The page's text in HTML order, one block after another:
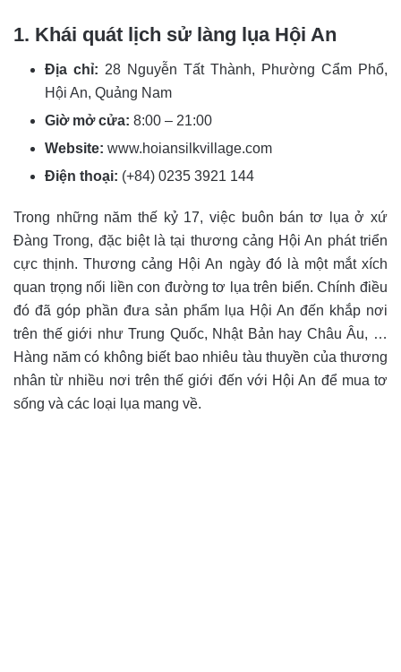
1. Khái quát lịch sử làng lụa Hội An
Địa chỉ: 28 Nguyễn Tất Thành, Phường Cẩm Phổ,
Hội An, Quảng Nam
Giờ mở cửa: 8:00 – 21:00
Website: www.hoiansilkvillage.com
Điện thoại: (+84) 0235 3921 144
Trong những năm thế kỷ 17, việc buôn bán tơ lụa ở xứ
Đàng Trong, đặc biệt là tại thương cảng Hội An phát triển
cực thịnh. Thương cảng Hội An ngày đó là một mắt xích
quan trọng nối liền con đường tơ lụa trên biển. Chính điều
đó đã góp phần đưa sản phẩm lụa Hội An đến khắp nơi
trên thế giới như Trung Quốc, Nhật Bản hay Châu Âu, …
Hàng năm có không biết bao nhiêu tàu thuyền của thương
nhân từ nhiều nơi trên thế giới đến với Hội An để mua tơ
sống và các loại lụa mang về.